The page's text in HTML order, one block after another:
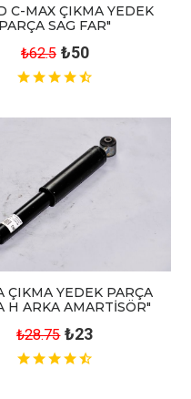
C-MAX ÇIKMA YEDEK
PARÇA SAG FAR"
₺62.5 ₺50
ÇIKMA YEDEK PARÇA
H ARKA AMARTİSÖR"
₺28.75 ₺23